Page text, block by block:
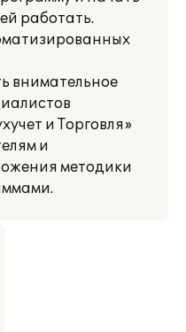
работать.
внимательное
и Торговля»
и
методики